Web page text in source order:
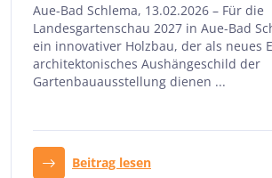
Aue-Bad Schlema, 13.02.2026 – Für die
Landesgartenschau 2027 in Aue-Bad
ein innovativer Holzbau, der als neues
architektonisches Aushängeschild der
Gartenbauausstellung dienen ...
Beitrag lesen